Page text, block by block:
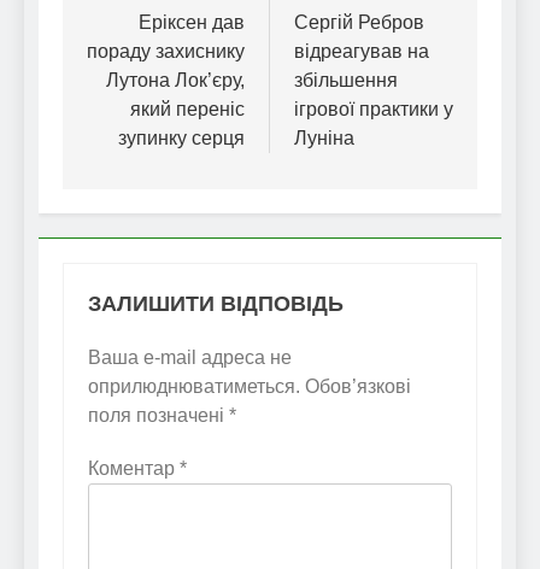
записів
Еріксен дав
пораду захиснику
Лутона Лок’єру,
який переніс
зупинку серця
Сергій Ребров
відреагував на
збільшення
ігрової практики у
Луніна
ЗАЛИШИТИ ВІДПОВІДЬ
Ваша e-mail адреса не
оприлюднюватиметься. Обов’язкові
поля позначені *
Коментар *